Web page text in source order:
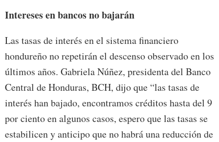
Intereses en bancos no bajarán
Las tasas de interés en el sistema financiero
hondureño no repetirán el descenso observado en los
últimos años. Gabriela Núñez, presidenta del Banco
Central de Honduras, BCH, dijo que “las tasas de
interés han bajado, encontramos créditos hasta del 9
por ciento en algunos casos, espero que las tasas se
estabilicen y anticipo que no habrá una reducción de